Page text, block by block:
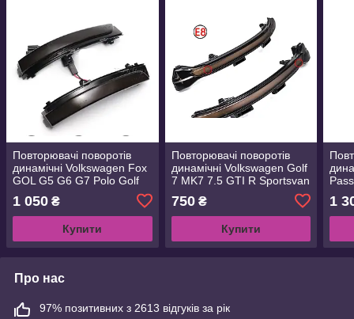
Повторювачі поворотів
динамічні Volkswagen Fox
GOL G5 G6 G7 Polo Golf
MK 4.5 Vento Jetta Passat
CrossFox
1 050 ₴
Купити
Повторювачі поворотів
динамічні Volkswagen Golf
7 MK7 7.5 GTI R Sportsvan
750₴
Купити
1
Про нас
97% позитивних з 2613 відгуків за рік